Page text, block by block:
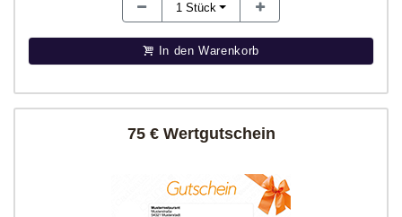
1 Stück
In den Warenkorb
75 € Wertgutschein